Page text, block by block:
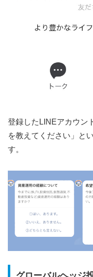
登録したLINEアカウン
を教えてください」と
す。